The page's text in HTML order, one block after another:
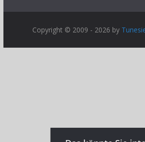
Copyright © 2009 - 2026 by